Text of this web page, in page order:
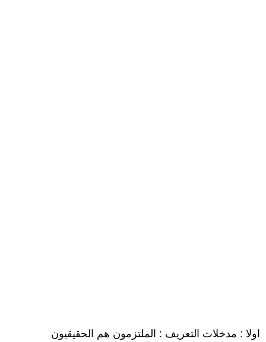
اولا : مدخلات التعريف : الملتزمون هم الحقيقيون